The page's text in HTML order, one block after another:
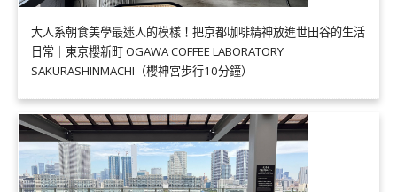
大人系朝食美學最迷人的模樣！把京都咖啡精神放進世田谷的生活
日常｜東京櫻新町 OGAWA COFFEE LABORATORY
SAKURASHINMACHI（櫻神宮步行10分鐘）